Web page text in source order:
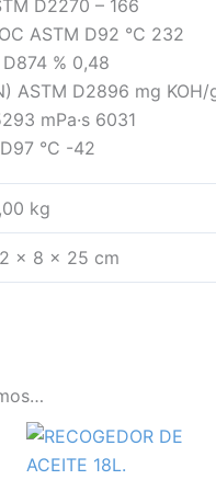
D2270 – 166
ASTM D92 °C 232
% 0,48
ASTM D2896 mg KOH/
mPa·s 6031
°C -42
kg
× 8 × 25 cm